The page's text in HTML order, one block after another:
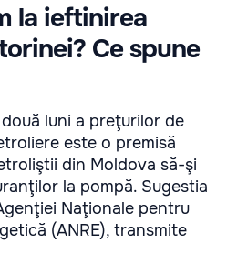
la ieftinirea
Ce spune
luni a preţurilor de
este o premisă
din Moldova să-şi
la pompă. Sugestia
Naţionale pentru
(ANRE), transmite